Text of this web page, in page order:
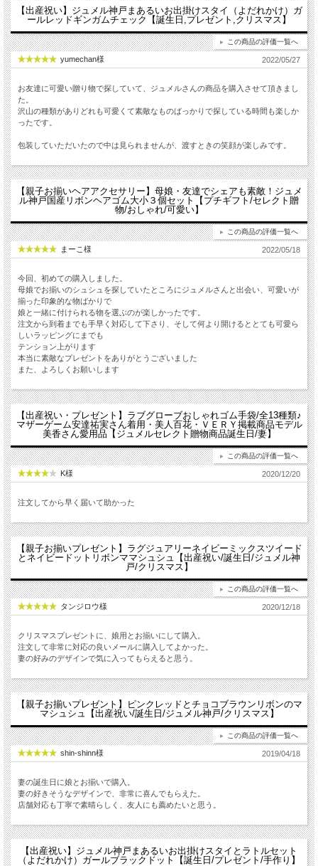
【出産祝い】ジュメル神戸まあるいお出掛けスタイ（よだれかけ）ガ
ールレッドギンガムチェック【誕生日,プレゼント,クリスマス】
この商品の評価一覧へ
yumechan様 2022/05/27
お友達に可愛い贈り物で探していて、ジュメルさんの商品を購入させて頂きまし
た。
沢山の種類がありどれも可愛くて素敵なものばっかりで探している時間も楽しか
ったです。
包装していただいたので中は見られませんが、渡すときの笑顔が楽しみです。
【親子お揃いヘアアクセサリー】母娘・友達でシェアも素敵！ジュメ
ル神戸国産リボンヘアゴム大小３個セット【プチギフト/セレクト贈
物/おしゃれ/可愛い】
この商品の評価一覧へ
まーこ様 2022/05/18
今回、初めての購入しました。
母娘でお揃いのシュシュを探していたところにジュメルさんと出会い、可愛いが
揃った印象的な物ばかりで
娘と一緒に付けられる物を選ぶのが楽しかったです。
注文から到着までも手早く対応して下さり、そして何より開けるととても可愛ら
しいラッピングにまでも
テンション上がります
本当に素敵なプレゼントをありがとうございました
また、よろしくお願いします
【出産祝い・プレゼント】ラブグローブおしゃれゴム手袋/全13種類♪
マザーゲーム安達祐実さん着用・美人百花・ＶＥＲＹ掲載商品モデル
美香さん愛用品【ジュメルセレクト贈物商品誕生日/妻】
この商品の評価一覧へ
K様 2020/12/20
注文してから早く届いて助かった
【親子お揃いプレゼント】ラグジュアリーネイビーミックスツイード
とネイビードットリボンママシュシュ【出産祝い/誕生日/ジュメル神
戸/クリスマス】
この商品の評価一覧へ
タンジロウ様 2020/12/18
クリスマスプレゼントに、娘用とお揃いにして購入。
注文して非常に対応の良いメールに購入してよかった。
妻の好みのデザインで気に入ってもらえると思う。
【親子お揃いプレゼント】ピンクレッドとチョコブラウンリボンのマ
マシュシュ【出産祝い/誕生日/ジュメル神戸/クリスマス】
この商品の評価一覧へ
shin-shinn様 2019/04/18
妻の誕生日に娘とお揃いで購入。
妻の好きそうなデザインで、非常に喜んでもらえた。
店舗対応も丁寧で素晴らしく、友人にも薦めたいと思う。
【出産祝い】ジュメル神戸まあるいお出掛けスタイとラトルセット
（よだれかけ）ガールブラックドット【誕生日/プレゼント/手作り】